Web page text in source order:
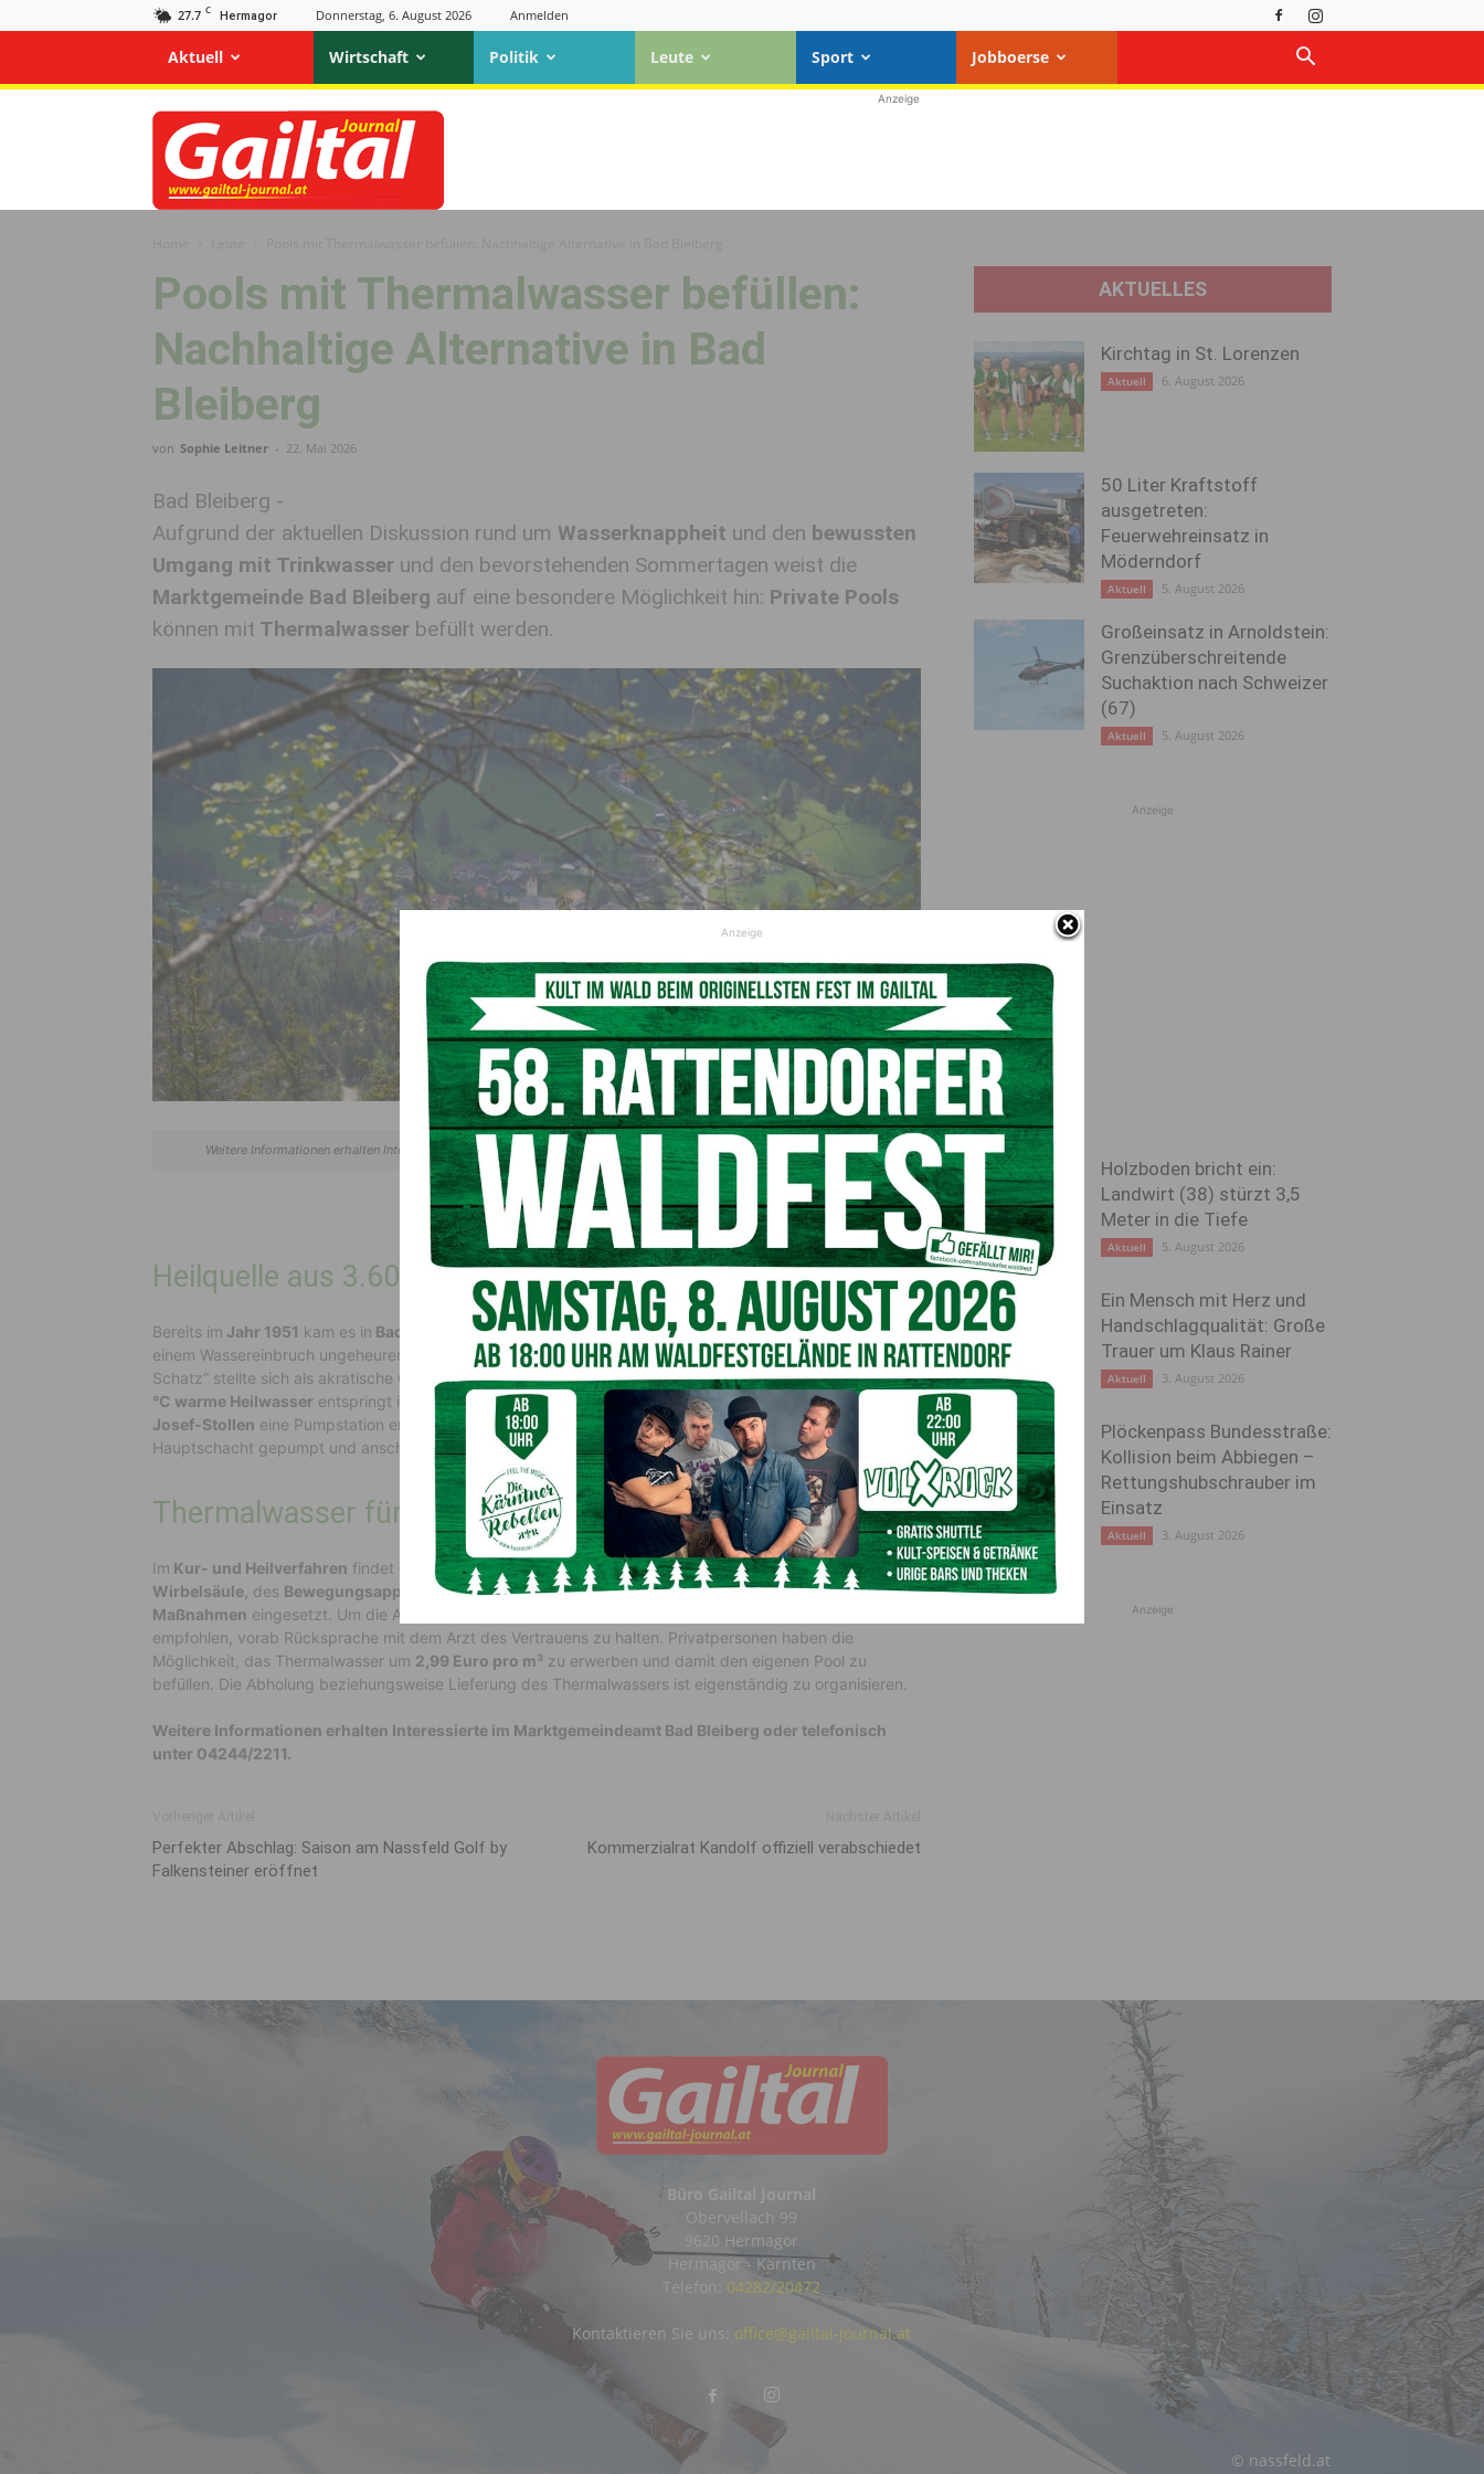
27.7 C Hermagor Donnerstag, 6. August 2026 Anmelden
Aktuell Wirtschaft Politik Leute Sport Jobboerse
Gailtal
Journal
Anzeige
Pools mit Thermalwasser befüllen:
Nachhaltige Alternative in Bad
Bleiberg
von Sophie Leitner - 22. Mai 2026
Bad Bleiberg -
Aufgrund der aktuellen Diskussion rund um Wasserknappheit und den bewussten
Umgang mit Trinkwasser und den bevorstehenden Sommertagen weist die
Marktgemeinde Bad Bleiberg auf eine besondere Möglichkeit hin: Private Pools
können mit Thermalwasser befüllt werden.
Weitere Informationen erhalten Interessierte im Marktgemeindeamt Bad Bleiberg oder telefonisch unter 04244/2211.
© Arthur Mrsel
Heilquelle aus 3.600 Metern Tiefe
Bereits im Jahr 1951 kam es in Bad Bleiberg im Stollen eines Hoffnungsbaues in 641 Meternunter Tage zu
einem Wassereinbruch ungeheuren Ausmaßes von rund 2.800 Litern pro Sekunde.
Dieser „angebohrte
Schatz“ stellte sich als akratische Calcium-, Magnesium-, Hydrocarbonat-Thermalquelle heraus. Das26,1
°C warme Heilwasser entspringt in etwa 3.600 Metern Tiefedes Berginneren. 1962 wurde am
Franz-
Josef-Stollen eine Pumpstation errichtet, mit der das Thermalwasser über eine Leitung zum Rudolf-
Hauptschacht gepumpt und anschließend zu Tage gefördert wird.
Thermalwasser für Therapie und Privatgebrauch
Im Kur- und Heilverfahren findet das Thermalwasser Anwendung bei Erkrankungen derGelenke,der
Wirbelsäule, des Bewegungsapparatessowie desHerz-Kreislauf-Systemsund wird fürmedizinische
Maßnahmen eingesetzt. Um die Anwendung im privaten Bereich bestmöglich nutzen zu können, wird
empfohlen, vorab Rücksprache mit dem Arzt des Vertrauens zu halten. Privatpersonen haben die
Möglichkeit, das Thermalwasser um 2,99 Euro pro m³ zu erwerben und damit den eigenen Pool zu
befüllen. Die Abholung beziehungsweise Lieferung des Thermalwassers ist eigenständig zu organisieren.
Weitere Informationen erhalten Interessierte im Marktgemeindeamt Bad Bleiberg oder telefonisch
unter 04244/2211.
Perfekter Abschlag: Saison am Nassfeld Golf by
Falkensteiner eröffnet
Kommerzialrat Kandolf offiziell verabschiedet
AKTUELLES
Kirchtag in St. Lorenzen
Aktuell 6. August 2026
50 Liter Kraftstoff
ausgetreten:
Feuerwehreinsatz in
Möderndorf
Aktuell 5. August 2026
Großeinsatz in Arnoldstein:
Grenzüberschreitende
Suchaktion nach Schweizer
(67)
Aktuell 5. August 2026
Anzeige
Holzboden bricht ein:
Landwirt (38) stürzt 3,5
Meter in die Tiefe
Aktuell 5. August 2026
Ein Mensch mit Herz und
Handschlagqualität: Große
Trauer um Klaus Rainer
Aktuell 3. August 2026
Plöckenpass Bundesstraße:
Kollision beim Abbiegen –
Rettungshubschrauber im
Einsatz
Aktuell 3. August 2026
Anzeige
Büro Gailtal Journal
Obervellach 99
9620 Hermagor
Hermagor - Kärnten
Telefon: 04282/20472
© nassfeld.at
Kontaktieren Sie uns: office@gailtal-journal.at
Anzeige